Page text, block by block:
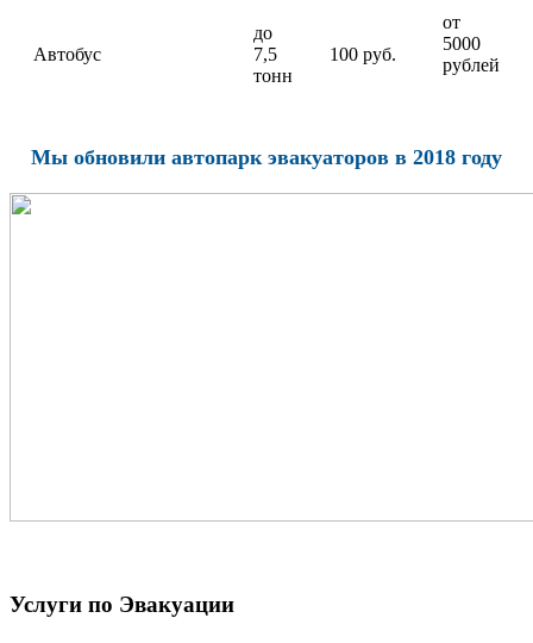
Автобус
до
7,5
тонн
100 руб.
от
5000
рублей
Мы обновили автопарк эвакуаторов в 2018 году
Услуги по Эвакуации